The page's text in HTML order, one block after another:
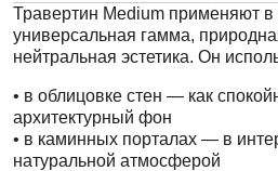
Травертин Medium применяют в
универсальная гамма,
нейтральная эстетика. Он
• в облицовке стен — как
архитектурный фон
• в каминных порталах — в
натуральной атмосферой